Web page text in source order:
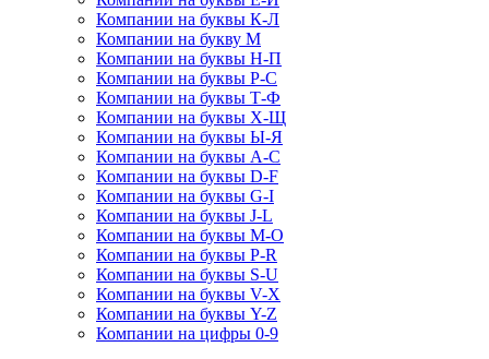
Компании на буквы К-Л
Компании на букву М
Компании на буквы Н-П
Компании на буквы Р-С
Компании на буквы Т-Ф
Компании на буквы Х-Щ
Компании на буквы Ы-Я
Компании на буквы A-C
Компании на буквы D-F
Компании на буквы G-I
Компании на буквы J-L
Компании на буквы M-O
Компании на буквы P-R
Компании на буквы S-U
Компании на буквы V-X
Компании на буквы Y-Z
Компании на цифры 0-9